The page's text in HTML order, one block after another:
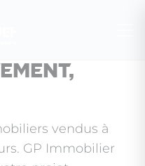
vendus à
GP Immobilier